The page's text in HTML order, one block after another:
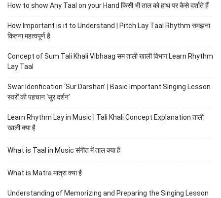
How to show Any Taal on your Hand किसी भी ताल को हाथ पर कैसे दर्शाते हैं
How Important is it to Understand | Pitch Lay Taal Rhythm समझना
कितना महत्वपूर्ण है
Concept of Sum Tali Khali Vibhaag सम ताली खाली विभाग Learn Rhythm
Lay Taal
Swar Idenfication ‘Sur Darshan’ | Basic Important Singing Lesson
स्वरों की पहचान ‘सुर दर्शन’
Learn Rhythm Lay in Music | Tali Khali Concept Explanation ताली
खाली क्या है
What is Taal in Music संगीत में ताल क्या है
What is Matra मात्रा क्या है
Understanding of Memorizing and Preparing the Singing Lesson